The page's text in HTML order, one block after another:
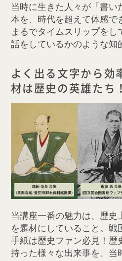
当時に生きた人々が「書い
本を、時代を超えて体感で
まるでタイムスリップを
話をしているかのような知
よく出る文字から効
材は歴史の英雄たち！
当講座一番の魅力は、歴史
を題材にしていること。戦
手紙は歴史ファン必見！歴
持った様々な出来事を、当